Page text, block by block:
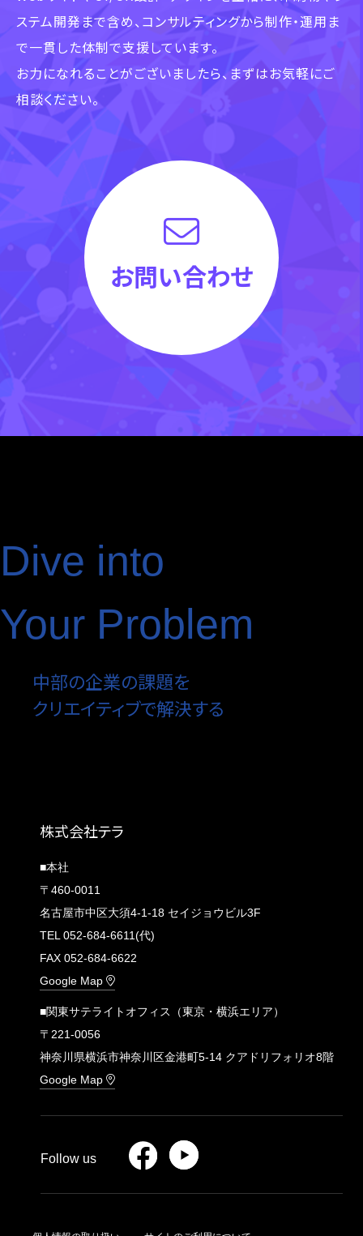
ステム開発まで含め、 コンサルティングから制作・運用ま
で一貫した体制で支援しています。
お力になれることがございましたら、まずはお気軽にご
相談ください。
お問い合わせ
Dive into
Your Problem
中部の企業の課題を
クリエイティブで解決する
株式会社テラ
■本社
〒460-0011
名古屋市中区大須4-1-18 セイジョウビル3F
TEL 052-684-6611(代)
FAX 052-684-6622
Google Map
■関東サテライトオフィス（東京・横浜エリア）
〒221-0056
神奈川県横浜市神奈川区金港町5-14 クアドリフォリオ8階
Google Map
Follow us